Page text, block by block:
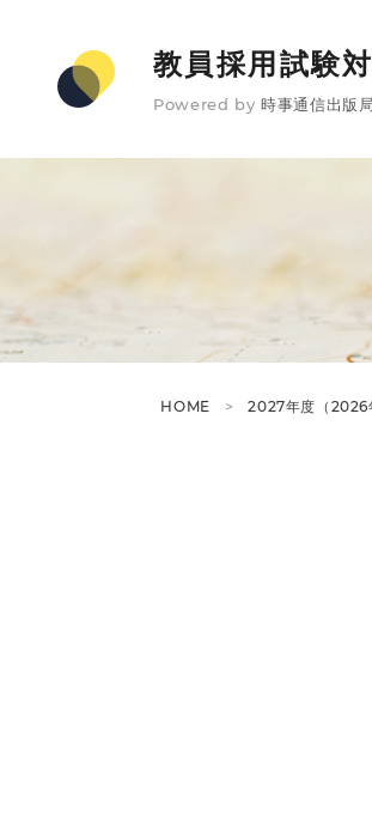
教員採用試験
Powered by 時事通信出版局
HOME 2027年度（2026